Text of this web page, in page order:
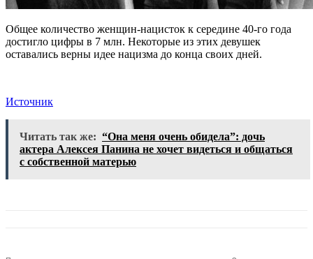
Общее количество женщин-нацисток к середине 40-го года
достигло цифры в 7 млн. Некоторые из этих девушек
оставались верны идее нацизма до конца своих дней.
Источник
Читать так же: “Она меня очень обидела”: дочь
актера Алексея Панина не хочет видеться и общаться
с собственной матерью